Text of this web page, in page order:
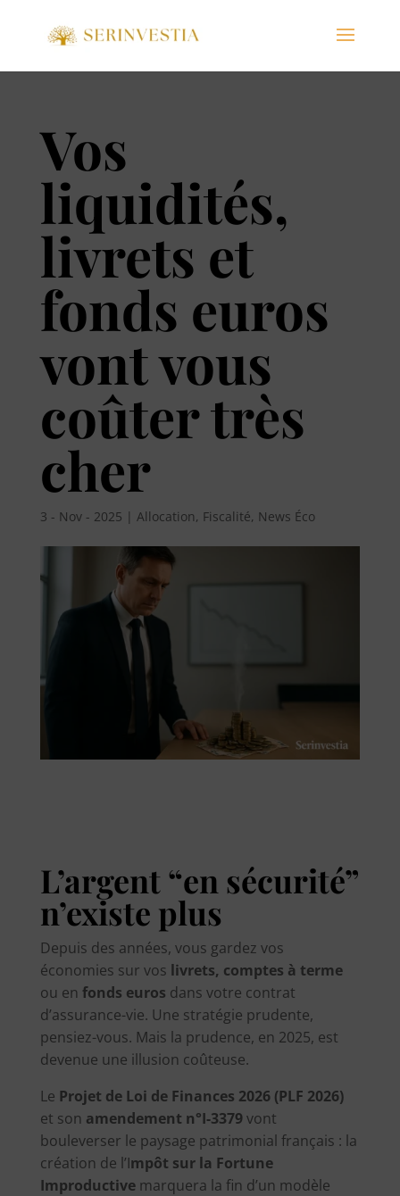
Vos
liquidités,
livrets et
fonds euros
vont vous
coûter très
cher
3 - Nov - 2025 | Allocation, Fiscalité, News Éco
L’argent “en sécurité”
n’existe plus
Depuis des années, vous gardez vos
économies sur vos livrets, comptes à terme
ou en fonds euros dans votre contrat
d’assurance-vie. Une stratégie prudente,
pensiez-vous. Mais la prudence, en 2025, est
devenue une illusion coûteuse.
Le Projet de Loi de Finances 2026 (PLF 2026)
et son amendement n°I-3379vont
bouleverser le paysage patrimonial français : la
création de l’Impôt sur la Fortune
Improductivemarquera la fin d’un modèle